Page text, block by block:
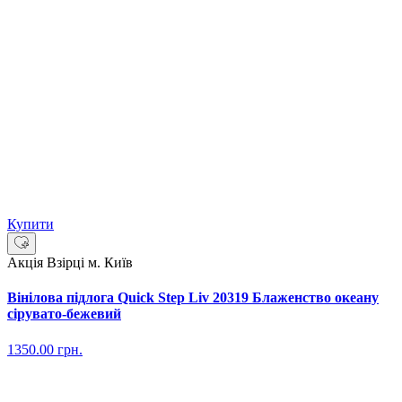
Купити
Акція Взірці м. Київ
Вінілова підлога Quick Step Liv 20319 Блаженство океану
сірувато-бежевий
1350.00 грн.